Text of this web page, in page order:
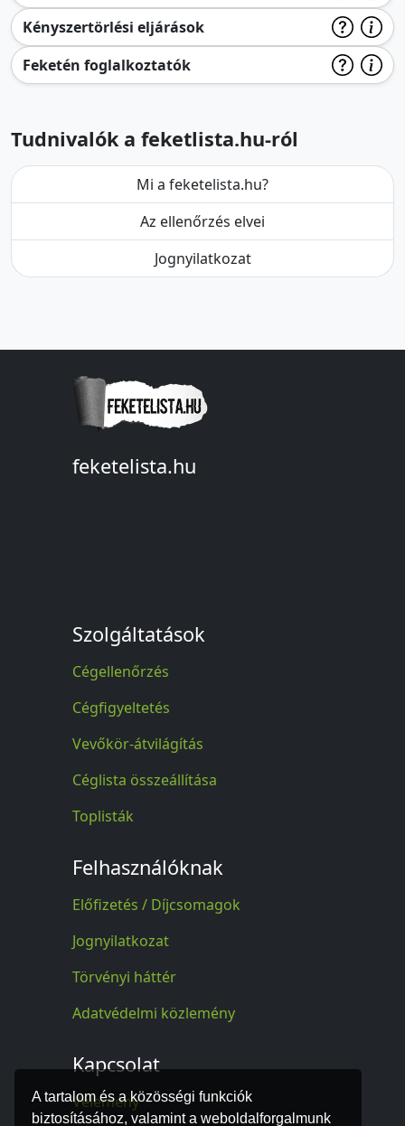
A tartalom és a közösségi funkciók
biztosításához, valamint a weboldalforgalmunk
Kényszertörlési eljárások
Feketén foglalkoztatók
Tudnivalók a feketlista.hu-ról
Mi a feketelista.hu?
Az ellenőrzés elvei
Jognyilatkozat
feketelista.hu
Szolgáltatások
Cégellenőrzés
Cégfigyeltetés
Vevőkör-átvilágítás
Céglista összeállítása
Toplisták
Felhasználóknak
Előfizetés / Díjcsomagok
Jognyilatkozat
Törvényi háttér
Adatvédelmi közlemény
Kapcsolat
Vélemény